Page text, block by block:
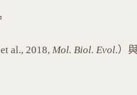
al., 2018, Mol. Biol. Evol.）